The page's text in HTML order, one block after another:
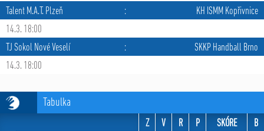
Talent M.A.T. Plzeň
:
KH ISMM Kopřivnice
14.3. 18:00
TJ Sokol Nové Veselí
:
SKKP Handball Brno
14.3. 18:00
Tabulka
Z V R P SKÓRE
B